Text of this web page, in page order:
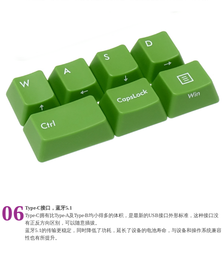
06Type-C接口，蓝牙5.1
Type-C拥有比Type-A及Type-B均小得多的体积，是最新的USB接口外形标准，这种接口没
有正反方向区别，可以随意插拔。
蓝牙5.1的传输更稳定，同时降低了功耗，延长了设备的电池寿命，与设备和操作系统兼容
性也有所提升。